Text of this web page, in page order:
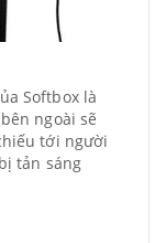
Softbox là
ngoài sẽ
tới người
tản sáng